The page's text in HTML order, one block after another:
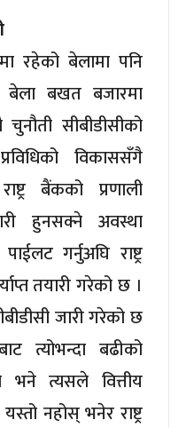
रहेको बेलामा पनि
बखत बजारमा
सीबीडीसीको
विकाससँगै
बैंकको प्रणाली
हुनसक्ने अवस्था
गर्नुअघि राष्ट्र
तयारी गरेको छ ।
जारी गरेको छ
त्योभन्दा बढीको
भने त्यसले वित्तीय
नहोस् भनेर राष्ट्र